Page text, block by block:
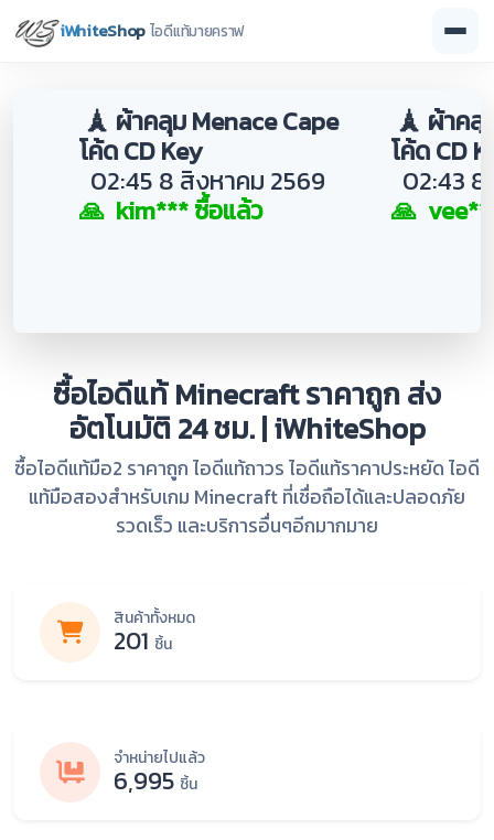
iWhiteShop ไอดีแท้มายคราฟ
🗼 ผ้าคลุม Menace Cape
โค้ด CD Key
02:45 8 สิงหาคม 2569
🙏 kim*** ซื้อแล้ว
🗼 ผ้าคลุ
โค้ด CD
02:43 8
🙏
ซื้อไอดีแท้ Minecraft ราคาถูก ส่ง
อัตโนมัติ 24 ชม. | iWhiteShop
ซื้อไอดีแท้มือ2 ราคาถูก ไอดีแท้ถาวร ไอดีแท้ราคาประหยัด ไอดี
แท้มือสองสำหรับเกม Minecraft ที่เชื่อถือได้และปลอดภัย
รวดเร็ว และบริการอื่นๆอีกมากมาย
สินค้าทั้งหมด
201 ชิ้น
จำหน่ายไปแล้ว
6,995 ชิ้น